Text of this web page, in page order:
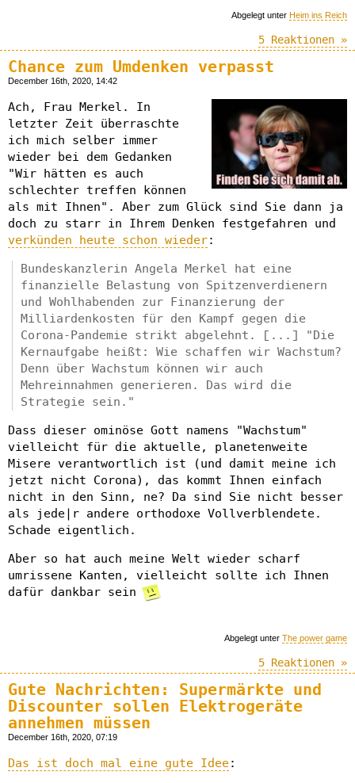
Abgelegt unter Heim ins Reich
5 Reaktionen »
Chance zum Umdenken verpasst
December 16th, 2020, 14:42
Ach, Frau Merkel. In
letzter Zeit überraschte
ich mich selber immer
wieder bei dem Gedanken
"Wir hätten es auch
schlechter treffen können
als mit Ihnen". Aber zum Glück sind Sie dann ja
doch zu starr in Ihrem Denken festgefahren und
verkünden heute schon wieder:
Bundeskanzlerin Angela Merkel hat eine
finanzielle Belastung von Spitzenverdienern
und Wohlhabenden zur Finanzierung der
Milliardenkosten für den Kampf gegen die
Corona-Pandemie strikt abgelehnt. [...] "Die
Kernaufgabe heißt: Wie schaffen wir Wachstum?
Denn über Wachstum können wir auch
Mehreinnahmen generieren. Das wird die
Strategie sein."
Dass dieser ominöse Gott namens "Wachstum"
vielleicht für die aktuelle, planetenweite
Misere verantwortlich ist (und damit meine ich
jetzt nicht Corona), das kommt Ihnen einfach
nicht in den Sinn, ne? Da sind Sie nicht besser
als jede|r andere orthodoxe Vollverblendete.
Schade eigentlich.
Aber so hat auch meine Welt wieder scharf
umrissene Kanten, vielleicht sollte ich Ihnen
dafür dankbar sein
Abgelegt unter The power game
5 Reaktionen »
Gute Nachrichten: Supermärkte und
Discounter sollen Elektrogeräte
annehmen müssen
December 16th, 2020, 07:19
Das ist doch mal eine gute Idee: